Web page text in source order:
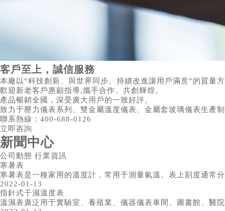
客戶至上，誠信服務
本廠以“科技創新、與世界同步、持續改進讓用戶滿意”的質量
歡迎新老客戶惠顧指導,攜手合作、共創輝煌。
產品暢銷全國，深受廣大用戶的一致好評。
致力于壓力儀表系列、雙金屬溫度儀表、金屬套玻璃儀表生產
聯系熱線： 400-688-0126
立即咨詢
新聞中心
公司動態 行業資訊
寒暑表
寒暑表是一種家用的溫度計，常用于測量氣溫。表上刻度通常
2022-01-13
指針式干濕溫度表
溫濕表廣泛用于實驗室、養殖業、儀器儀表車間、圖書館、醫